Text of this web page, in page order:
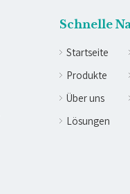
Schnelle
Startseite
Produkte
Über uns
Lösungen